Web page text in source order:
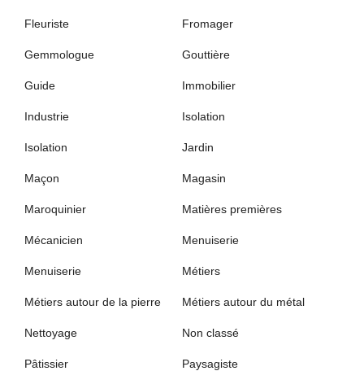
Fleuriste Fromager
Gemmologue Gouttière
Guide Immobilier
Industrie Isolation
Isolation Jardin
Maçon Magasin
Maroquinier Matières premières
Mécanicien Menuiserie
Menuiserie Métiers
Métiers autour de la pierre Métiers autour du métal
Nettoyage Non classé
Pâtissier Paysagiste